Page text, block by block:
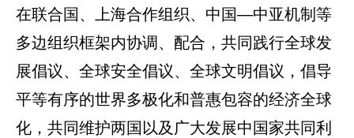
在联合国、上海合作组织、中国—中亚机制等
多边组织框架内协调、配合，共同践行全球发
展倡议、全球安全倡议、全球文明倡议，倡导
平等有序的世界多极化和普惠包容的经济全球
化，共同维护两国以及广大发展中国家共同利